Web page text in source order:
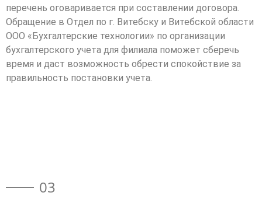
перечень оговаривается при составлении договора.
Обращение в Отдел по г. Витебску и Витебской области
ООО «Бухгалтерские технологии» по организации
бухгалтерского учета для филиала поможет сберечь
время и даст возможность обрести спокойствие за
правильность постановки учета.
03